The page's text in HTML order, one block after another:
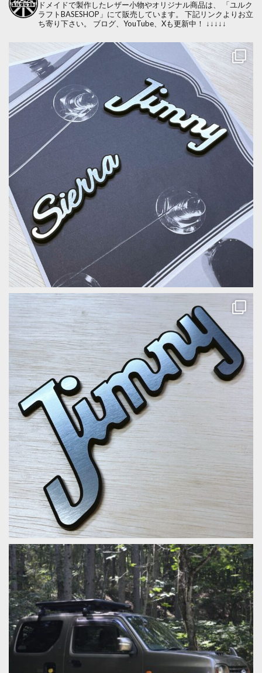
ドメイドで製作したレザー小物やオリジナル商品は、
「ユルク
ラフトBASESHOP」にて販売しています。
下記リンクよりお立
ち寄り下さい。
ブログ、YouTube、Xも更新中！ ↓↓↓↓↓